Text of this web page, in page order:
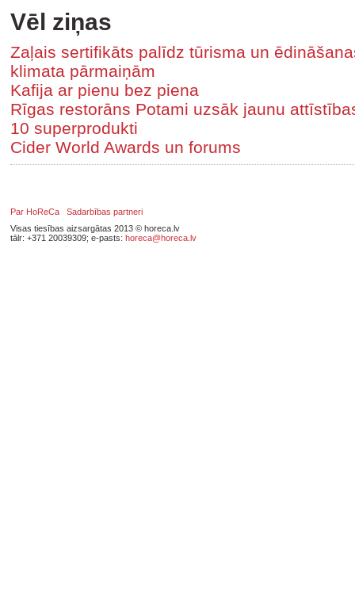
Vēl ziņas
Zaļais sertifikāts palīdz tūrisma un
klimata pārmaiņām
Kafija ar pienu bez piena
Rīgas restorāns Potami uzsāk jaunu
10 superprodukti
Cider World Awards un forums
Par HoReCa
Sadarbības partneri
Visas tiesības aizsargātas 2013 © horeca.lv
tālr: +371 20039309; e-pasts: horeca@horeca.lv